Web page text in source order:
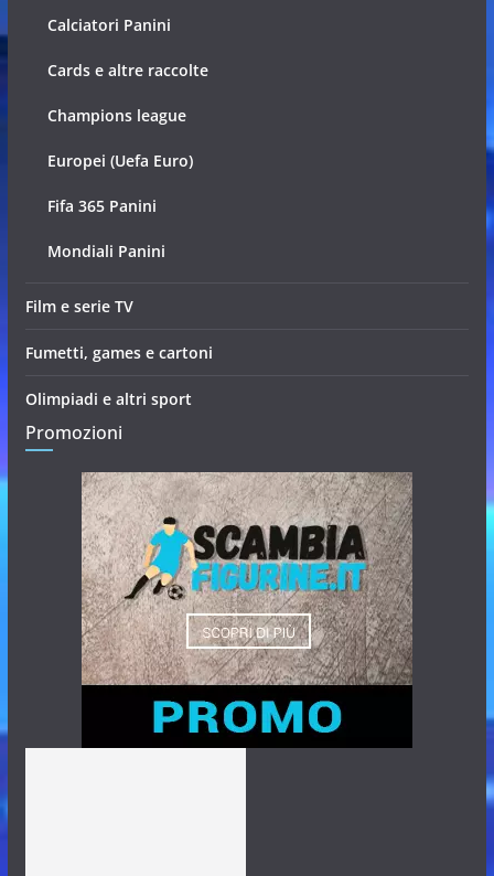
Calciatori Panini
Cards e altre raccolte
Champions league
Europei (Uefa Euro)
Fifa 365 Panini
Mondiali Panini
Film e serie TV
Fumetti, games e cartoni
Olimpiadi e altri sport
Promozioni